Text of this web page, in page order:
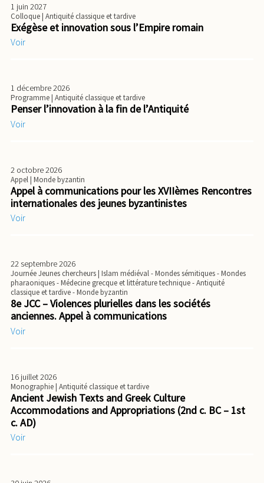
1 juin 2027
Colloque| Antiquité classique et tardive
Exégèse et innovation sous l’Empire romain
Voir
1 décembre 2026
Programme| Antiquité classique et tardive
Penser l’innovation à la fin de l’Antiquité
Voir
2 octobre 2026
Appel| Monde byzantin
Appel à communications pour les XVIIèmes Rencontres
internationales des jeunes byzantinistes
Voir
22 septembre 2026
Journée Jeunes chercheurs| Islam médiéval - Mondes sémitiques - Mondes
pharaoniques - Médecine grecque et littérature technique - Antiquité
classique et tardive - Monde byzantin
8e JCC – Violences plurielles dans les sociétés
anciennes. Appel à communications
Voir
16 juillet 2026
Monographie| Antiquité classique et tardive
Ancient Jewish Texts and Greek Culture
Accommodations and Appropriations (2nd c. BC – 1st
c. AD)
Voir